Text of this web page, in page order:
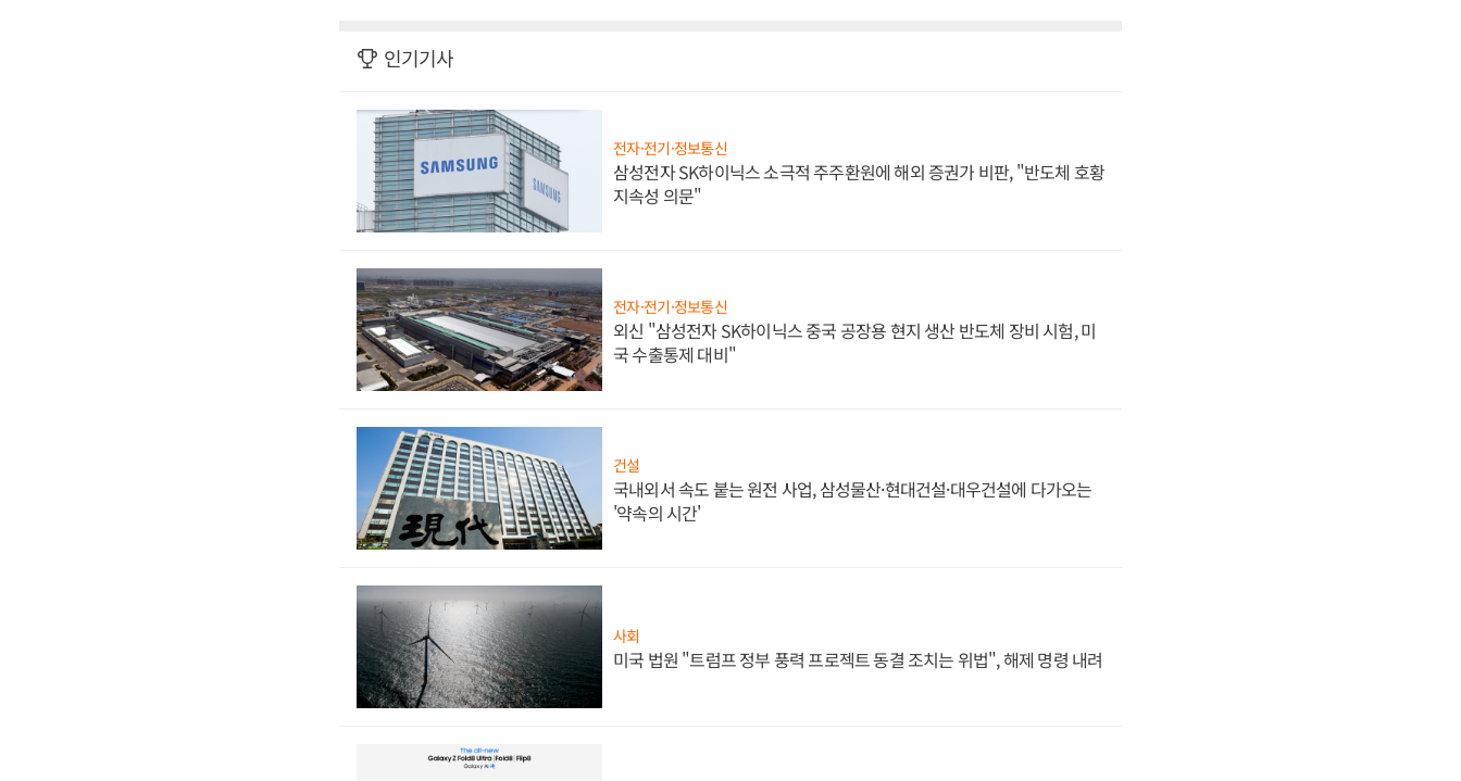
인기기사
전자·전기·정보통신
삼성전자 SK하이닉스 소극적 주주환원에 해외 증권가 비판, "반도체 호황
지속성 의문"
전자·전기·정보통신
외신 "삼성전자 SK하이닉스 중국 공장용 현지 생산 반도체 장비 시험, 미
국 수출통제 대비"
건설
국내외서 속도 붙는 원전 사업, 삼성물산·현대건설·대우건설에 다가오는
'약속의 시간'
사회
미국 법원 "트럼프 정부 풍력 프로젝트 동결 조치는 위법", 해제 명령 내려